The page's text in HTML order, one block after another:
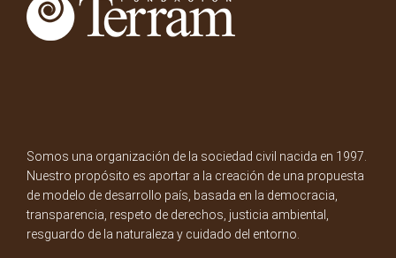
Somos una organización de la sociedad civil nacida en 1997.
Nuestro propósito es aportar a la creación de una propuesta
de modelo de desarrollo país, basada en la democracia,
transparencia, respeto de derechos, justicia ambiental,
resguardo de la naturaleza y cuidado del entorno.